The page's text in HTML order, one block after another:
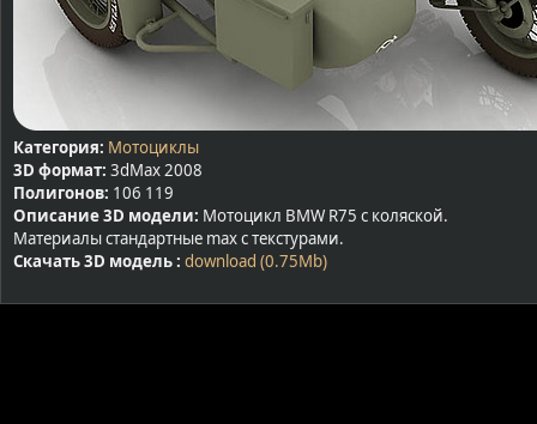
Категория: Мотоциклы
3D формат: 3dMax 2008
Полигонов: 106 119
Описание 3D модели: Мотоцикл BMW R75 с коляской.
Материалы стандартные max с текстурами.
Скачать 3D модель : download (0.75Mb)